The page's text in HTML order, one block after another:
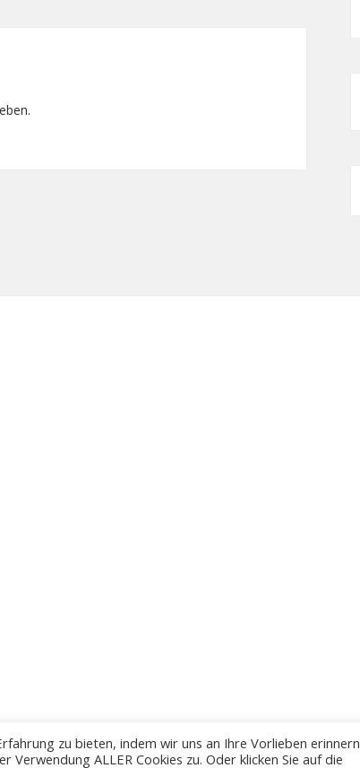
zu bieten, indem wir uns an Ihre Vorlieben erinnern
ALLER Cookies zu. Oder klicken Sie auf die